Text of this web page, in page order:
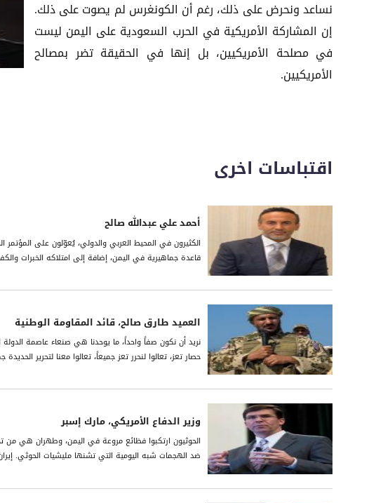
نساعد ونحرض على ذلك، رغم أن الكونغرس لم يصوت على ذلك.
إن المشاركة الأمريكية في الحرب السعودية على اليمن ليست
في مصلحة الأمريكيين، بل إنها في الحقيقة تضر بمصالح
الأمريكيين.
اقتباسات اخرى
أحمد علي عبدالله صالح
الكثيرون في المحيط العربي والدولي، يُعوّلون على المؤتمر
قاعدة جماهيرية في اليمن، إضافة إلى امتلاكه الخبرات
العميد طارق صالح، قائد المقاومة الوطنية
نريد أن نكون صفاً واحداً، ما يوحدنا هي صنعاء عاصمة
حصار تعز، تعالوا لنحرر تعز جميعاً، تعالوا معنا لتحرير
وزير الدفاع الأمريكي، مارك إسبر
الحوثيون ارتكبوا فظائع مروعة في اليمن، وطهران هي
ضد الهجمات شبه اليومية التي تشنها مليشيات الحوثي.